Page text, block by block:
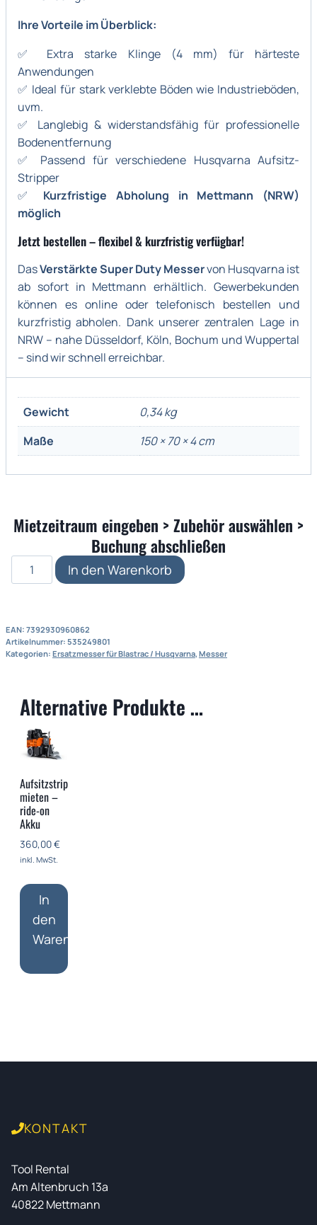
Ihre Vorteile im Überblick:
✅ Extra starke Klinge (4 mm) für härteste
Anwendungen
✅ Ideal für stark verklebte Böden wie Industrieböden,
uvm.
✅ Langlebig & widerstandsfähig für professionelle
Bodenentfernung
✅ Passend für verschiedene Husqvarna Aufsitz-
Stripper
✅ Kurzfristige Abholung in Mettmann (NRW)
möglich
Jetzt bestellen – flexibel & kurzfristig verfügbar!
DasVerstärkte Super Duty Messervon Husqvarna ist
ab sofort in Mettmann erhältlich. Gewerbekunden
können es online oder telefonisch bestellen und
kurzfristig abholen. Dank unserer zentralen Lage in
NRW – nahe Düsseldorf, Köln, Bochum und Wuppertal
– sind wir schnell erreichbar.
Gewicht
0,34 kg
Maße
150 × 70 × 4 cm
Mietzeitraum eingeben > Zubehör auswählen >
Buchung abschließen
Husqvarna
Schwerlastmesser
Blade
152x70x4mm
In den Warenkorb
EAN: 7392930960862
Artikelnummer: 535249801
Kategorien: Ersatzmesser für Blastrac / Husqvarna, Messer
Alternative Produkte …
Aufsitzstripper
mieten –
ride-on
Akku
360,00€
inkl. MwSt.
In
den
Warenkorb
KONTAKT
Tool Rental
Am Altenbruch 13a
40822 Mettmann